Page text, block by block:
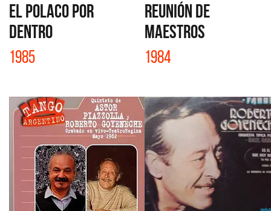
EL POLACO POR
DENTRO
1985
REUNIÓN DE
MAESTROS
1984